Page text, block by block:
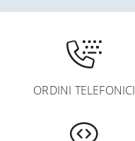
ORDINI TELEFONICI